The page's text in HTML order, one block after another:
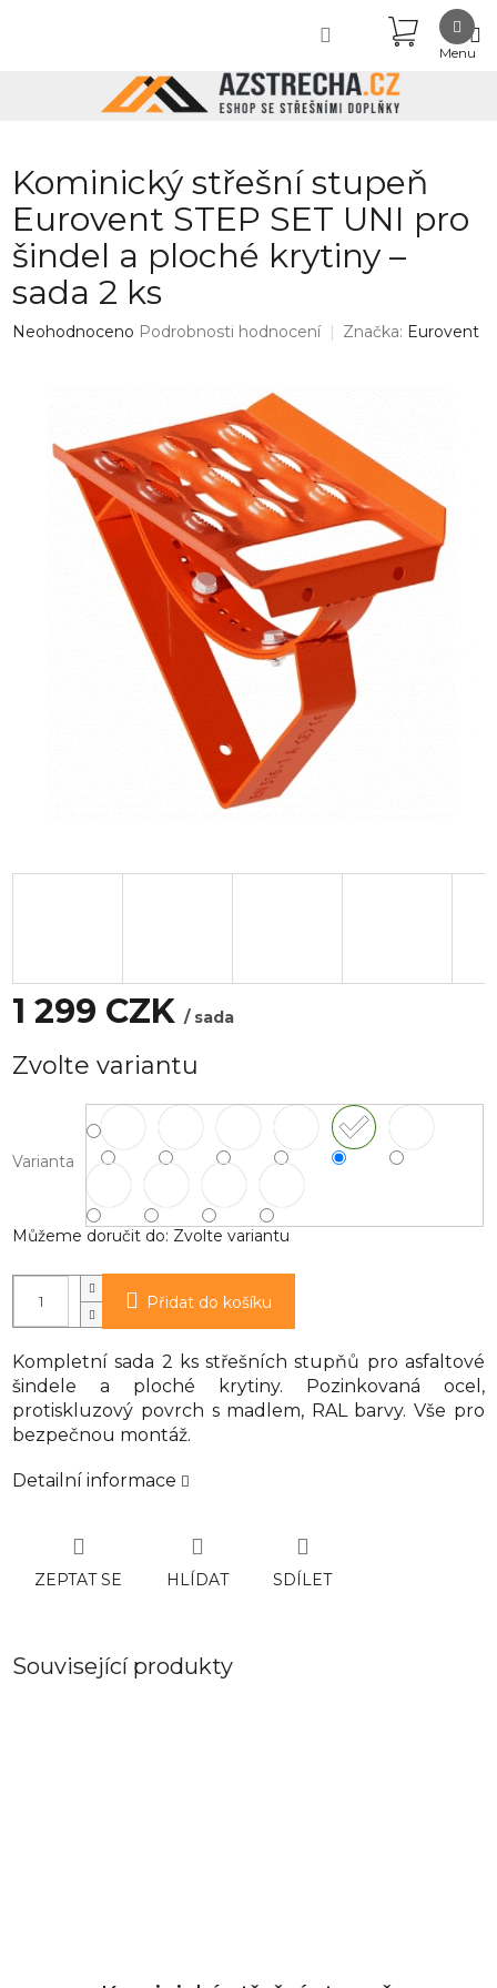
KOŠÍK
Kominický střešní stupeň
Eurovent STEP SET UNI pro
šindel a ploché krytiny –
sada 2 ks
Průměrné
hvězdiček.
Neohodnoceno Podrobnosti hodnocení Značka: Eurovent
1 299 CZK/ sada
cena:
Zvolte variantu
Varianta
Můžeme doručit do: Zvolte variantu
Přidat do košíku
Kompletní sada 2 ks střešních stupňů pro asfaltové
šindele a ploché krytiny. Pozinkovaná ocel,
protiskluzový povrch s madlem, RAL barvy. Vše pro
bezpečnou montáž.
Detailní informace
ZEPTAT SE HLÍDAT SDÍLET
Související produkty